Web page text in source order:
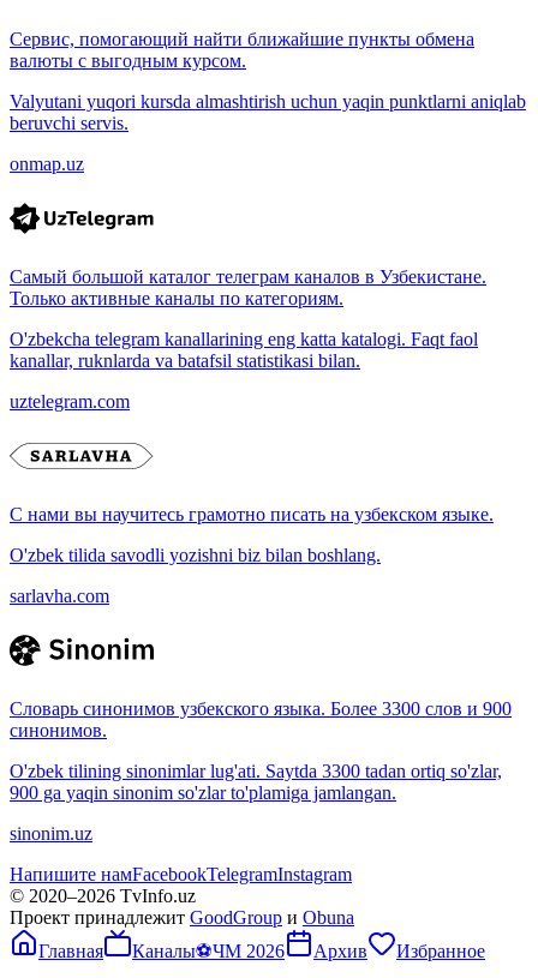
Сервис, помогающий найти ближайшие пункты обмена
валюты с выгодным курсом.
Valyutani yuqori kursda almashtirish uchun yaqin punktlarni aniqlab
beruvchi servis.
onmap.uz
Самый большой каталог телеграм каналов в Узбекистане.
Только активные каналы по категориям.
O'zbekcha telegram kanallarining eng katta katalogi. Faqt faol
kanallar, ruknlarda va batafsil statistikasi bilan.
uztelegram.com
С нами вы научитесь грамотно писать на узбекском языке.
O'zbek tilida savodli yozishni biz bilan boshlang.
sarlavha.com
Словарь синонимов узбекского языка. Более 3300 слов и 900
синонимов.
O'zbek tilining sinonimlar lug'ati. Saytda 3300 tadan ortiq so'zlar,
900 ga yaqin sinonim so'zlar to'plamiga jamlangan.
sinonim.uz
Напишите намFacebookTelegramInstagram
© 2020–2026 TvInfo.uz
Проект принадлежит GoodGroup и Obuna
Главная
Каналы⚽ЧМ 2026 Архив Избранное